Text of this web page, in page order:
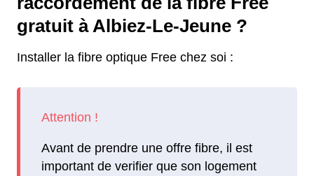
gratuit à Albiez-Le-Jeune ?
Installer la fibre optique Free chez soi :
Avant de prendre une offre fibre, il est
important de verifier que son logement